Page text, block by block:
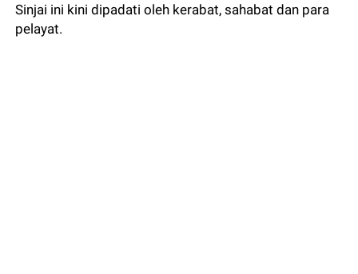
Sinjai ini kini dipadati oleh kerabat, sahabat dan para
pelayat.